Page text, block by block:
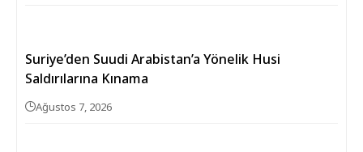
Suriye’den Suudi Arabistan’a Yönelik Husi
Saldırılarına Kınama
Ağustos 7, 2026